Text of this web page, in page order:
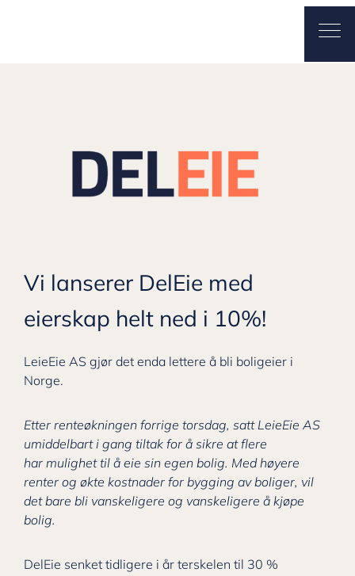
Vi lanserer DelEie med
eierskap helt ned i 10%!
LeieEie AS gjør det enda lettere å bli boligeier i
Norge.
Etter renteøkningen forrige torsdag, satt LeieEie AS
umiddelbart i gang tiltak for å sikre at flere
har mulighet til å eie sin egen bolig. Med høyere
renter og økte kostnader for bygging av boliger, vil
det bare bli vanskeligere og vanskeligere å kjøpe
bolig.
DelEie senket tidligere i år terskelen til 30 %